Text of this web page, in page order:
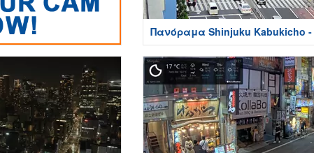
Πανόραμα Shinjuku Kabukicho -